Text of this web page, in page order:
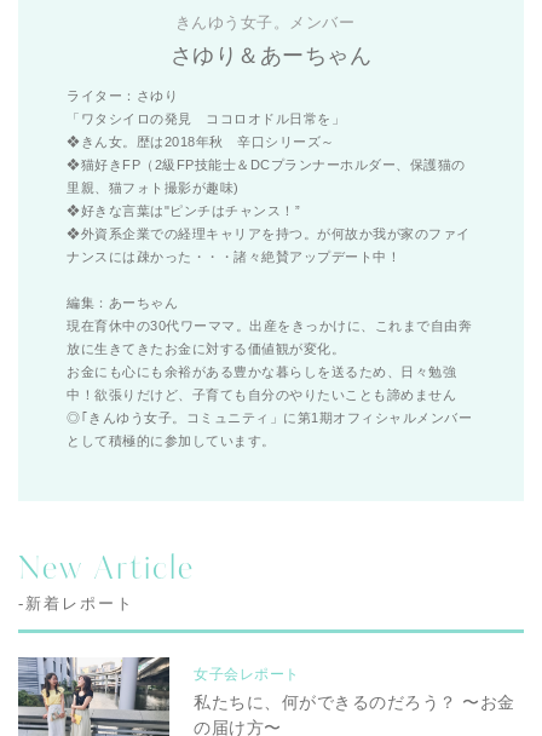
きんゆう女子。メンバー
さゆり＆あーちゃん
ライター：さゆり
「ワタシイロの発見 ココロオドル日常を」
❖きん女。歴は2018年秋 辛口シリーズ～
❖猫好きFP（2級FP技能士＆DCプランナーホルダー、保護猫の
里親、猫フォト撮影が趣味)
❖好きな言葉は"ピンチはチャンス！”
❖外資系企業での経理キャリアを持つ。が何故か我が家のファイ
ナンスには疎かった・・・諸々絶賛アップデート中！
編集：あーちゃん
現在育休中の30代ワーママ。出産をきっかけに、これまで自由奔
放に生きてきたお金に対する価値観が変化。
お金にも心にも余裕がある豊かな暮らしを送るため、日々勉強
中！欲張りだけど、子育ても自分のやりたいことも諦めません
◎｢きんゆう女子。コミュニティ」に第1期オフィシャルメンバー
として積極的に参加しています。
New Article
-新着レポート
女子会レポート
私たちに、何ができるのだろう？ 〜お金
の届け方〜